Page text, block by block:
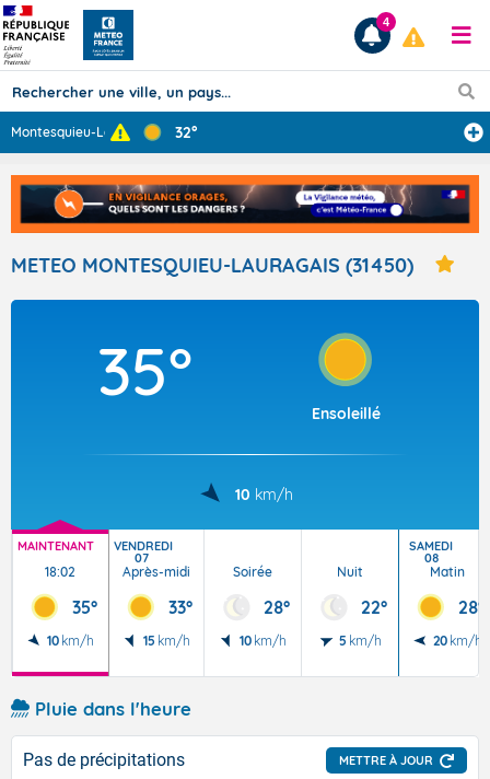
Prévisions
TOUS LES RÉSULTATS
Articles
4
Montesquieu-Lau... 32°
METEO MONTESQUIEU-LAURAGAIS (31450)
35°
Ensoleillé
10 km/h
MAINTENANT
18:02
35°
10 km/h
VENDREDI
07
Après-midi
33°
15 km/h
Soirée
28°
10 km/h
Nuit
22°
5 km/h
SAMEDI
08
Matin
28°
20 km/h
Pluie dans l'heure
Pas de précipitations METTRE À JOUR